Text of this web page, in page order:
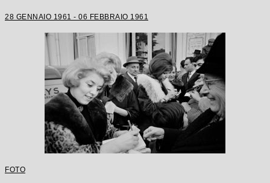
28 GENNAIO 1961 - 06 FEBBRAIO 1961
FOTO